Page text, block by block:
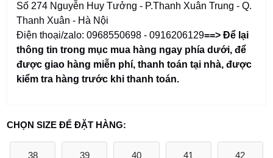
Số 274 Nguyễn Huy Tưởng - P.Thanh Xuân Trung - Q.
Thanh Xuân - Hà Nội
Điện thoại/zalo: 0968550698 - 0916206129==> Để lại
thông tin trong mục mua hàng ngay phía dưới,để
được giao hàng miễn phí, thanh toán tại nhà, được
kiểm tra hàng trước khi thanh toán.
CHỌN SIZE ĐỂ ĐẶT HÀNG:
38 39 40 41 42